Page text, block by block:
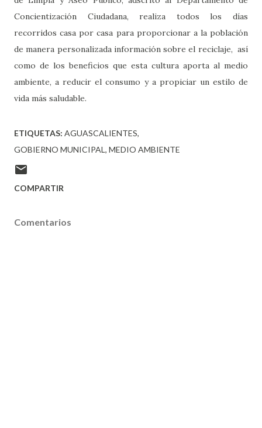
Concientización Ciudadana, realiza todos los días
recorridos casa por casa para proporcionar a la población
de manera personalizada información sobre el reciclaje, así
como de los beneficios que esta cultura aporta al medio
ambiente, a reducir el consumo y a propiciar un estilo de
vida más saludable.
ETIQUETAS: AGUASCALIENTES
GOBIERNO MUNICIPAL MEDIO AMBIENTE
COMPARTIR
Comentarios